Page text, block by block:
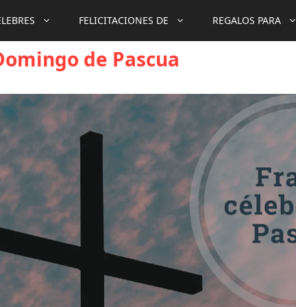
FELICITACIONES DE REGALOS PARA
de Pascua